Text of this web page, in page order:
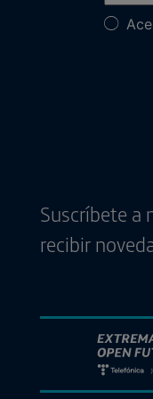
Suscríbete a
recibir